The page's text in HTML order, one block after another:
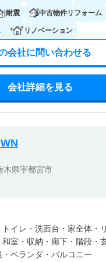
耐震 中古物件リフォーム
リノベーション
会社に問い合わせる
会社詳細を見る
木県宇都宮市
トイレ・ 洗面台・ 家全体・
和室・ 収納・ 廊下・ 階段・
ベランダ・バルコニー